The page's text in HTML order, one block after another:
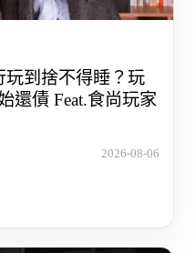
玩到捨不得睡？玩
還債 Feat.食尚玩家
2026-08-06